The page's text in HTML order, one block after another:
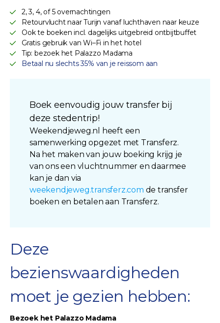
2, 3, 4, of 5 overnachtingen
Retourvlucht naar Turijn vanaf luchthaven naar keuze
Ook te boeken incl. dagelijks uitgebreid ontbijtbuffet
Gratis gebruik van Wi–Fi in het hotel
Tip: bezoek het Palazzo Madama
Betaal nu slechts 35% van je reissom aan
Boek eenvoudig jouw transfer bij
deze stedentrip!
Weekendjeweg.nl heeft een
samenwerking opgezet met Transferz.
Na het maken van jouw boeking krijg je
van ons een vluchtnummer en daarmee
kan je dan via
weekendjeweg.transferz.com de transfer
boeken en betalen aan Transferz.
Deze
bezienswaardigheden
moet je gezien hebben:
Bezoek het Palazzo Madama